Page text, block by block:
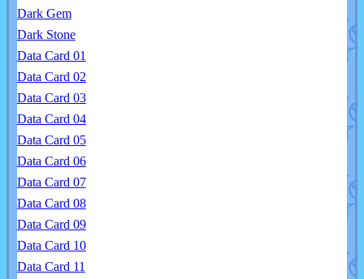
Dark Gem
Dark Stone
Data Card 01
Data Card 02
Data Card 03
Data Card 04
Data Card 05
Data Card 06
Data Card 07
Data Card 08
Data Card 09
Data Card 10
Data Card 11